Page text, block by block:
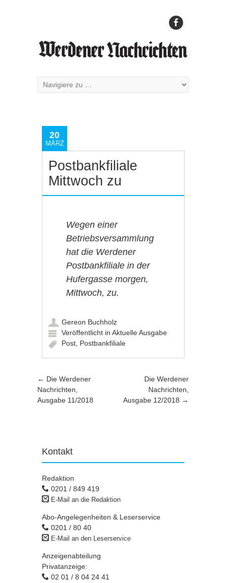
20
MÄRZ
Postbankfiliale
Mittwoch zu
Wegen einer
Betriebsversammlung
hat die Werdener
Postbankfiliale in der
Hufergasse morgen,
Mittwoch, zu.
Gereon Buchholz
Veröffentlicht inAktuelle Ausgabe
Post Postbankfiliale
Artikel-Navigation
← Die Werdener
Nachrichten,
Ausgabe 11/2018
Die Werdener
Nachrichten,
Ausgabe 12/2018 →
Kontakt
Redaktion
0201 / 849 419
E-Mail an die Redaktion
Abo-Angelegenheiten & Leserservice
0201 / 80 40
E-Mail an den Leserservice
Anzeigenabteilung
Privatanzeige:
02 01 / 8 04 24 41